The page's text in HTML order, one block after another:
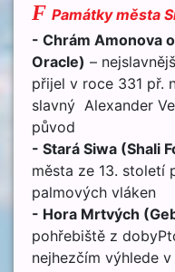
F Památky města
- Chrám Amonova
Oracle) –
přijel v roce 331 př.
slavný Alexander
původ
- Stará Siwa (Shali
města ze 13. století
palmových vláken
- Hora Mrtvých
pohřebiště z
nejhezčím výhlede